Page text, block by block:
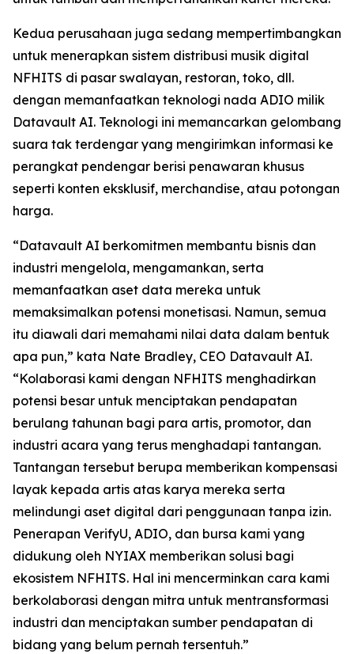
Kedua perusahaan juga sedang mempertimbangkan
untuk menerapkan sistem distribusi musik digital
NFHITS di pasar swalayan, restoran, toko, dll.
dengan memanfaatkan teknologi nada ADIO milik
Datavault AI. Teknologi ini memancarkan gelombang
suara tak terdengar yang mengirimkan informasi ke
perangkat pendengar berisi penawaran khusus
seperti konten eksklusif, merchandise, atau potongan
harga.
“Datavault AI berkomitmen membantu bisnis dan
industri mengelola, mengamankan, serta
memanfaatkan aset data mereka untuk
memaksimalkan potensi monetisasi. Namun, semua
itu diawali dari memahami nilai data dalam bentuk
apa pun,” kata Nate Bradley, CEO Datavault AI.
“Kolaborasi kami dengan NFHITS menghadirkan
potensi besar untuk menciptakan pendapatan
berulang tahunan bagi para artis, promotor, dan
industri acara yang terus menghadapi tantangan.
Tantangan tersebut berupa memberikan kompensasi
layak kepada artis atas karya mereka serta
melindungi aset digital dari penggunaan tanpa izin.
Penerapan VerifyU, ADIO, dan bursa kami yang
didukung oleh NYIAX memberikan solusi bagi
ekosistem NFHITS. Hal ini mencerminkan cara kami
berkolaborasi dengan mitra untuk mentransformasi
industri dan menciptakan sumber pendapatan di
bidang yang belum pernah tersentuh.”